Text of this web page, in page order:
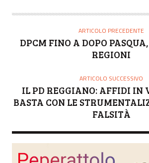
T
ARTICOLO PRECEDENTE
DPCM FINO A DOPO
REGIONI
ARTICOLO SUCCESSIVO
IL PD REGGIANO: AFFIDI IN
BASTA CON LE
FALSITÀ